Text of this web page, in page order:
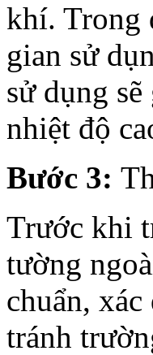
khí. Trong
gian sử
sử dụng
nhiệt độ
Bước 3:
Trước khi
tường
chuẩn,
tránh